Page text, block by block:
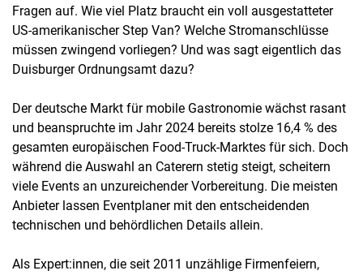
Fragen auf. Wie viel Platz braucht ein voll ausgestatteter
US-amerikanischer Step Van? Welche Stromanschlüsse
müssen zwingend vorliegen? Und was sagt eigentlich das
Duisburger Ordnungsamt dazu?
Der deutsche Markt für mobile Gastronomie wächst rasant
und beanspruchte im Jahr 2024 bereits stolze 16,4 % des
gesamten europäischen Food-Truck-Marktes für sich. Doch
während die Auswahl an Caterern stetig steigt, scheitern
viele Events an unzureichender Vorbereitung. Die meisten
Anbieter lassen Eventplaner mit den entscheidenden
technischen und behördlichen Details allein.
Als Expert:innen, die seit 2011 unzählige Firmenfeiern,